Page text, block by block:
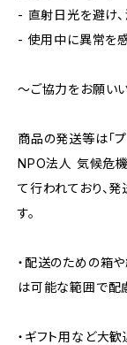
- 直射日光を避け、
- 使用中に異常を感
～ご協力をお願い
商品の発送等は「
NPO法人 気候危機
て行われており、
す。
・配送のための箱
は可能な範囲で配
・ギフト用など大